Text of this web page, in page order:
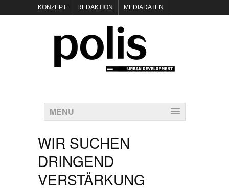
KONZEPT REDAKTION MEDIADATEN
POLIS KEYNOTES
KONTAKT DATENSCHUTZ IMPRESSUM
MENU
WIR SUCHEN
DRINGEND
VERSTÄRKUNG